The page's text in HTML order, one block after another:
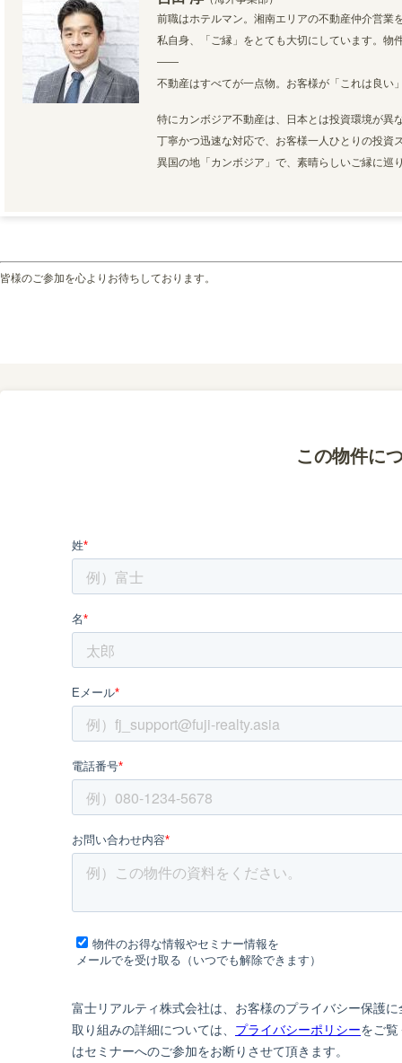
前職はホテルマン。湘南エリアの不動産仲介営業
私自身、「ご縁」をとても大切にしています。物
――
不動産はすべてが一点物。お客様が「これは良い
特にカンボジア不動産は、日本とは投資環境が異
丁寧かつ迅速な対応で、お客様一人ひとりの投資
異国の地「カンボジア」で、素晴らしいご縁に巡
皆様のご参加を心よりお待ちしております。
この物件に